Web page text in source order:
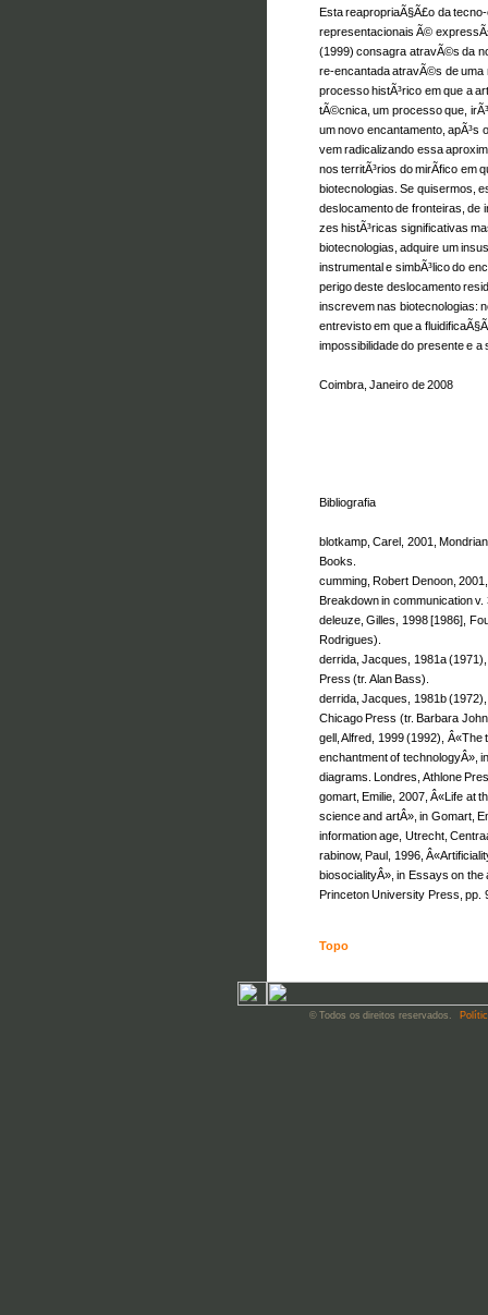
Esta reapropriaÃ§Ã£o da
representacionais Ã©
(1999) consagra atravÃ©s da
re-encantada atravÃ©s de uma
processo histÃ³rico em que a
tÃ©cnica, um processo que,
um novo encantamento, apÃ³s
vem radicalizando essa
nos territÃ³rios do mirÃ­fico em
biotecnologias. Se quisermos,
deslocamento de fronteiras, de
zes histÃ³ricas significativas
biotecnologias, adquire um
instrumental e simbÃ³lico do
perigo deste deslocamento
inscrevem nas biotecnologias:
entrevisto em que a
impossibilidade do presente e
Coimbra, Janeiro de 2008
Bibliografia
blotkamp, Carel, 2001,
Books.
cumming, Robert Denoon,
Breakdown in communication
deleuze, Gilles, 1998 [1986],
Rodrigues).
derrida, Jacques, 1981a
Press (tr. Alan Bass).
derrida, Jacques, 1981b
Chicago Press (tr. Barbara
gell, Alfred, 1999 (1992),
enchantment of technologyÂ»,
diagrams. Londres, Athlone
gomart, Emilie, 2007, Â«Life at
science and artÂ», in Gomart,
information age, Utrecht,
rabinow, Paul, 1996,
biosocialityÂ», in Essays on
Princeton University Press, pp.
Topo
© Todos os direitos reservados.